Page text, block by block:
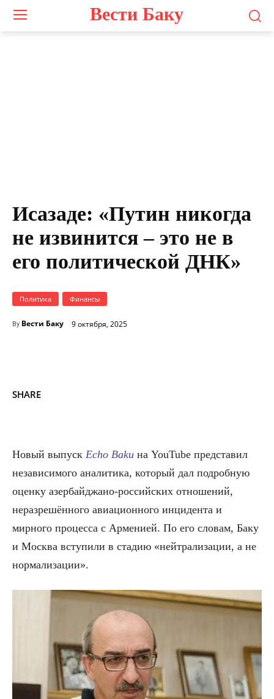
Вести Баку
Исазаде: «Путин никогда
не извинится – это не в
его политической ДНК»
Политика Финансы
By Вести Баку 9 октября, 2025
SHARE
Новый выпуск Echo Baku на YouTube представил
независимого аналитика, который дал подробную
оценку азербайджано-российских отношений,
неразрешённого авиационного инцидента и
мирного процесса с Арменией. По его словам, Баку
и Москва вступили в стадию «нейтрализации, а не
нормализации».